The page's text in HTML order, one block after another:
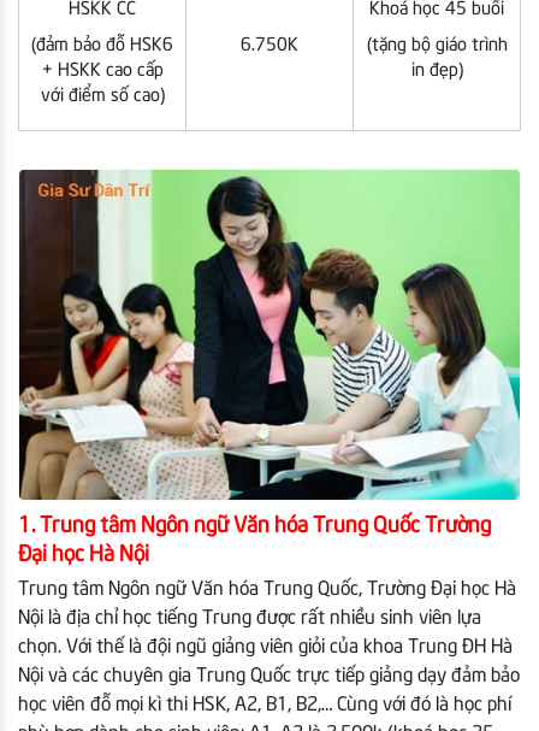
HSKK CC
(đảm bảo đỗ HSK6
+ HSKK cao cấp
với điểm số cao)
6.750K
Khoá học 45 buổi
(tặng bộ giáo trình
in đẹp)
1. Trung tâm Ngôn ngữ Văn hóa Trung Quốc Trường
Đại học Hà Nội
Trung tâm Ngôn ngữ Văn hóa Trung Quốc, Trường Đại học Hà
Nội là địa chỉ học tiếng Trung được rất nhiều sinh viên lựa
chọn. Với thế là đội ngũ giảng viên giỏi của khoa Trung ĐH Hà
Nội và các chuyên gia Trung Quốc trực tiếp giảng dạy đảm bảo
học viên đỗ mọi kì thi HSK, A2, B1, B2,… Cùng với đó là học phí